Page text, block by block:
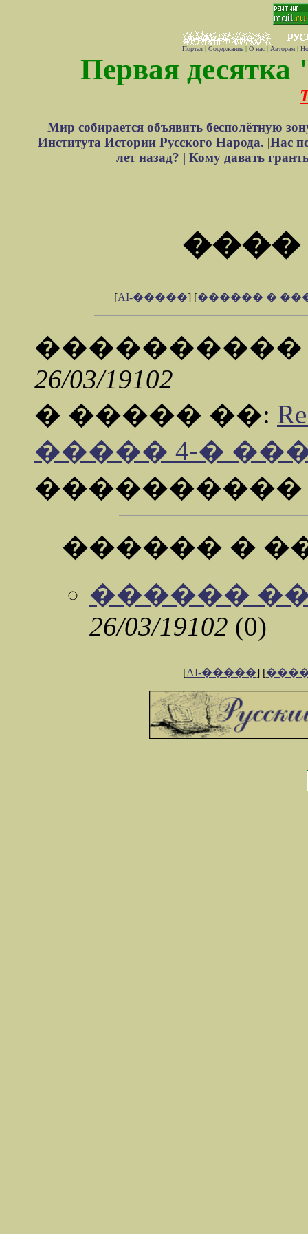
Портал| Содержание| О нас| Авторам|
Первая десятка
Мир собирается объявить бесполётную
Института Истории Русского Народа. |Нас
лет назад? | Кому давать
����
[AI-�����] [������ �
26/03/19102
� ����� ��:
����� 4-�
������ �
������
26/03/19102 (0)
[AI-�����] [